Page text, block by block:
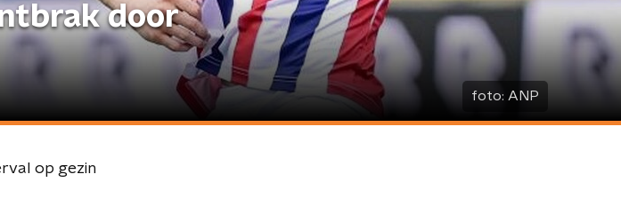
door
foto: ANP
op gezin